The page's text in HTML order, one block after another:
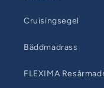
Cruisingsegel
Bäddmadrass
FLEXIMA